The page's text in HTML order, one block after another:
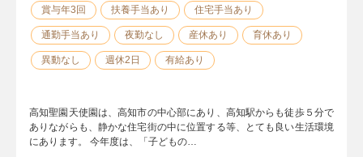
賞与年3回 扶養手当あり 住宅手当あり
通勤手当あり 夜勤なし 産休あり 育休あり
異動なし 週休2日 有給あり
高知聖園天使園は、高知市の中心部にあり、高知駅からも徒歩５分で
ありながらも、静かな住宅街の中に位置する等、とても良い生活環境
にあります。 今年度は、「子どもの…